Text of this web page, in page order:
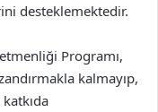
desteklemektedir.
Programı,
kalmayıp,